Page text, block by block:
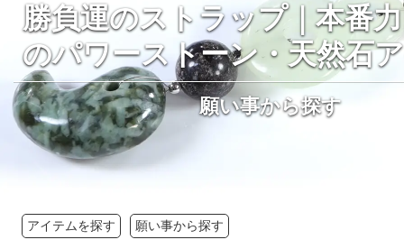
勝負運のストラップ｜本番
のパワーストーン・天然石
願い事から探す
アイテムを探す 願い事から探す